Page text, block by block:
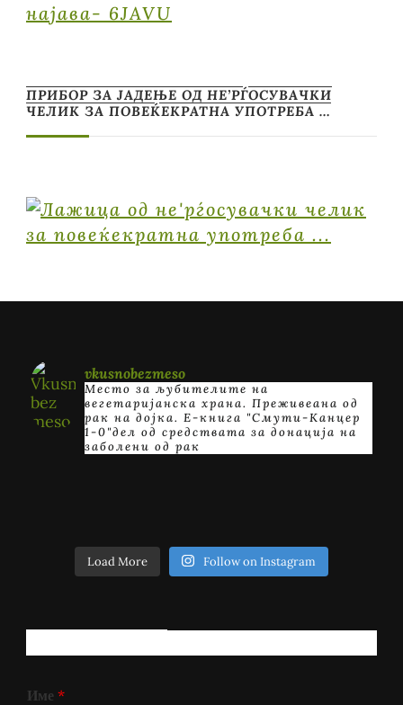
најава- 6JAVU
ПРИБОР ЗА ЈАДЕЊЕ ОД НЕ’РЃОСУВАЧКИ
ЧЕЛИК ЗА ПОВЕЌЕКРАТНА УПОТРЕБА …
vkusnobezmeso
Место за љубителите на
вегетаријанска храна. Преживеана од
рак на дојка. E-книга "Смути-Канцер
1-0"дел од средствата за донација на
заболени од рак
Load More Follow on Instagram
Име *